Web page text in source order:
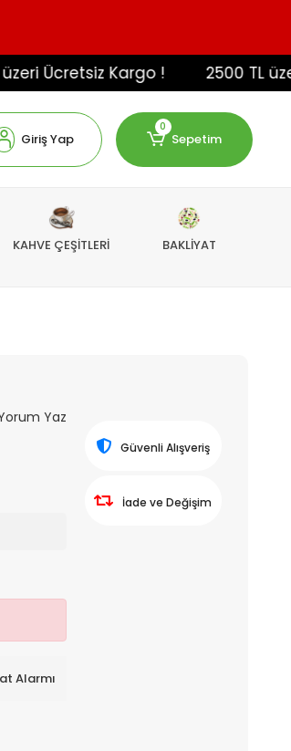
Ücretsiz Kargo ! 2500 TL üzeri
Giriş Yap
0
Sepetim
KAHVE ÇEŞİTLERİ BAKLİYAT
Yaz
Alarmı
Güvenli Alışveriş
İade ve Değişim